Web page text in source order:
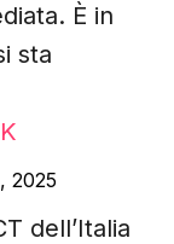
È in
sta
2025
dell’Italia